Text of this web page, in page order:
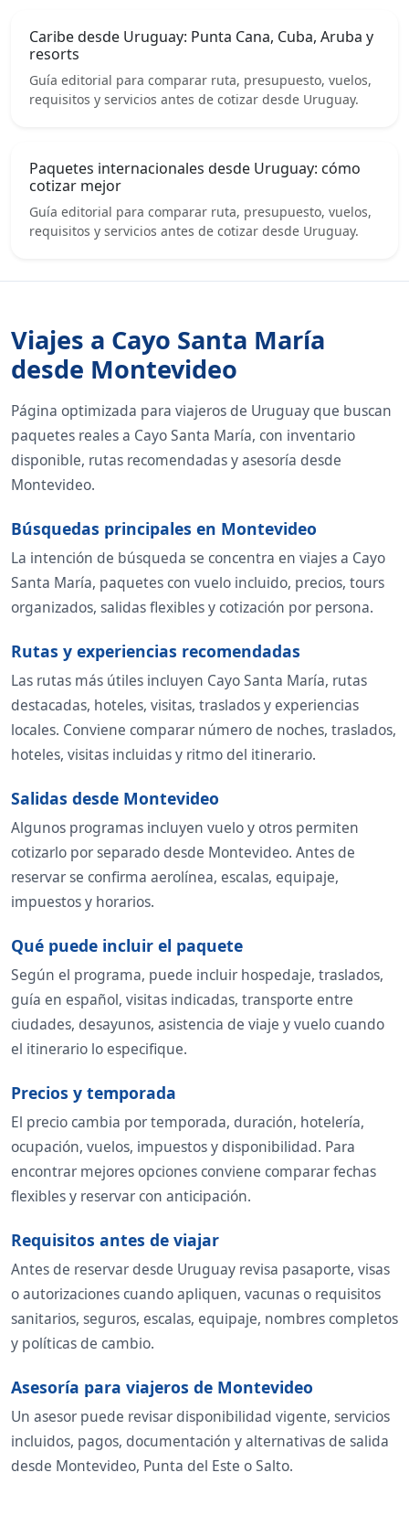
Caribe desde Uruguay: Punta Cana, Cuba, Aruba y
resorts
Guía editorial para comparar ruta, presupuesto, vuelos,
requisitos y servicios antes de cotizar desde Uruguay.
Paquetes internacionales desde Uruguay: cómo
cotizar mejor
Guía editorial para comparar ruta, presupuesto, vuelos,
requisitos y servicios antes de cotizar desde Uruguay.
Viajes a Cayo Santa María
desde Montevideo
Página optimizada para viajeros de Uruguay que buscan
paquetes reales a Cayo Santa María, con inventario
disponible, rutas recomendadas y asesoría desde
Montevideo.
Búsquedas principales en Montevideo
La intención de búsqueda se concentra en viajes a Cayo
Santa María, paquetes con vuelo incluido, precios, tours
organizados, salidas flexibles y cotización por persona.
Rutas y experiencias recomendadas
Las rutas más útiles incluyen Cayo Santa María, rutas
destacadas, hoteles, visitas, traslados y experiencias
locales. Conviene comparar número de noches, traslados,
hoteles, visitas incluidas y ritmo del itinerario.
Salidas desde Montevideo
Algunos programas incluyen vuelo y otros permiten
cotizarlo por separado desde Montevideo. Antes de
reservar se confirma aerolínea, escalas, equipaje,
impuestos y horarios.
Qué puede incluir el paquete
Según el programa, puede incluir hospedaje, traslados,
guía en español, visitas indicadas, transporte entre
ciudades, desayunos, asistencia de viaje y vuelo cuando
el itinerario lo especifique.
Precios y temporada
El precio cambia por temporada, duración, hotelería,
ocupación, vuelos, impuestos y disponibilidad. Para
encontrar mejores opciones conviene comparar fechas
flexibles y reservar con anticipación.
Requisitos antes de viajar
Antes de reservar desde Uruguay revisa pasaporte, visas
o autorizaciones cuando apliquen, vacunas o requisitos
sanitarios, seguros, escalas, equipaje, nombres completos
y políticas de cambio.
Asesoría para viajeros de Montevideo
Un asesor puede revisar disponibilidad vigente, servicios
incluidos, pagos, documentación y alternativas de salida
desde Montevideo, Punta del Este o Salto.